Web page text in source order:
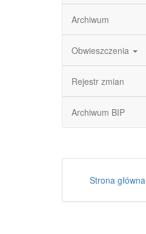
Archiwum
Obwieszczenia
Rejestr zmian
Archiwum BIP
Strona główna